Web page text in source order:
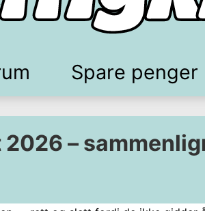
Spare penger
& kuponger
Lydbøker &
Mobilabonnement
ved å benytte Vipps-innlogging.
–